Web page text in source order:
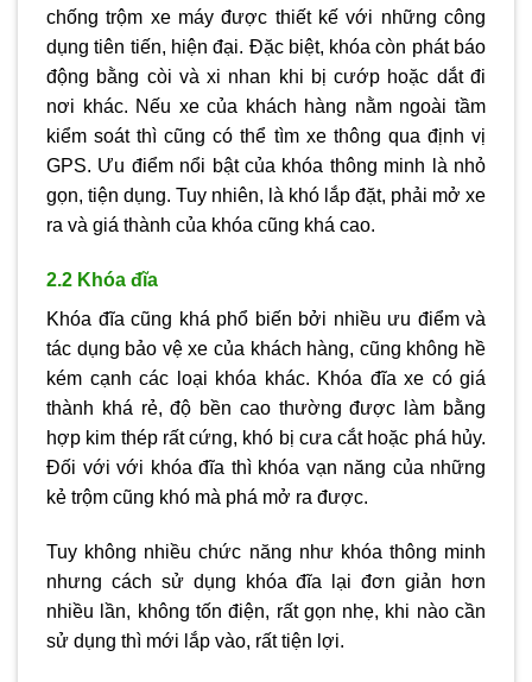
chống trộm xe máy được thiết kế với những công
dụng tiên tiến, hiện đại. Đặc biệt, khóa còn phát báo
động bằng còi và xi nhan khi bị cướp hoặc dắt đi
nơi khác. Nếu xe của khách hàng nằm ngoài tầm
kiểm soát thì cũng có thể tìm xe thông qua định vị
GPS. Ưu điểm nổi bật của khóa thông minh là nhỏ
gọn, tiện dụng. Tuy nhiên, là khó lắp đặt, phải mở xe
ra và giá thành của khóa cũng khá cao.
2.2 Khóa đĩa
Khóa đĩa cũng khá phổ biến bởi nhiều ưu điểm và
tác dụng bảo vệ xe của khách hàng, cũng không hề
kém cạnh các loại khóa khác. Khóa đĩa xe có giá
thành khá rẻ, độ bền cao thường được làm bằng
hợp kim thép rất cứng, khó bị cưa cắt hoặc phá hủy.
Đối với với khóa đĩa thì khóa vạn năng của những
kẻ trộm cũng khó mà phá mở ra được.
Tuy không nhiều chức năng như khóa thông minh
nhưng cách sử dụng khóa đĩa lại đơn giản hơn
nhiều lần, không tốn điện, rất gọn nhẹ, khi nào cần
sử dụng thì mới lắp vào, rất tiện lợi.